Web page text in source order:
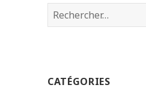
Rechercher :
CATÉGORIES